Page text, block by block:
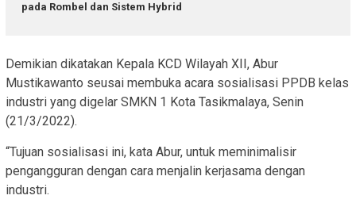
pada Rombel dan Sistem Hybrid
Demikian dikatakan Kepala KCD Wilayah XII, Abur
Mustikawanto seusai membuka acara sosialisasi PPDB kelas
industri yang digelar SMKN 1 Kota Tasikmalaya, Senin
(21/3/2022).
“Tujuan sosialisasi ini, kata Abur, untuk meminimalisir
pengangguran dengan cara menjalin kerjasama dengan
industri.